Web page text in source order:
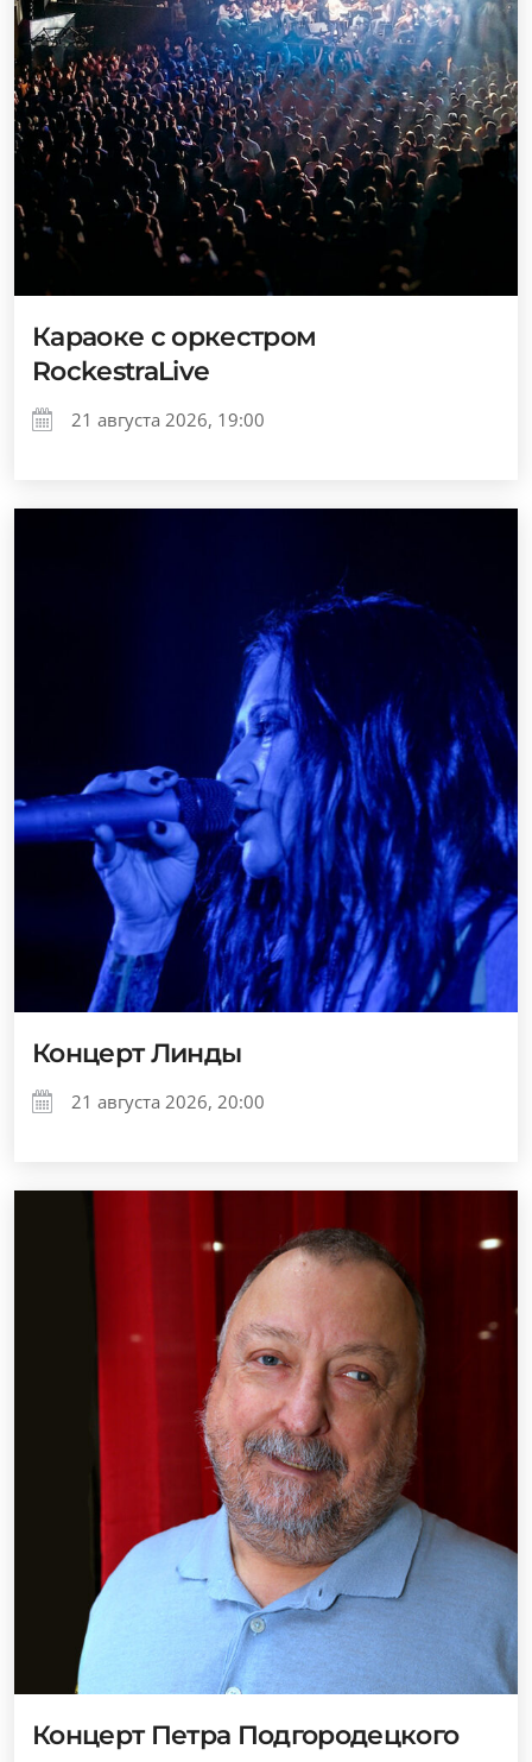
Караоке с оркестром
RockestraLive
21 августа 2026, 19:00
Концерт Линды
21 августа 2026, 20:00
Концерт Петра Подгородецкого